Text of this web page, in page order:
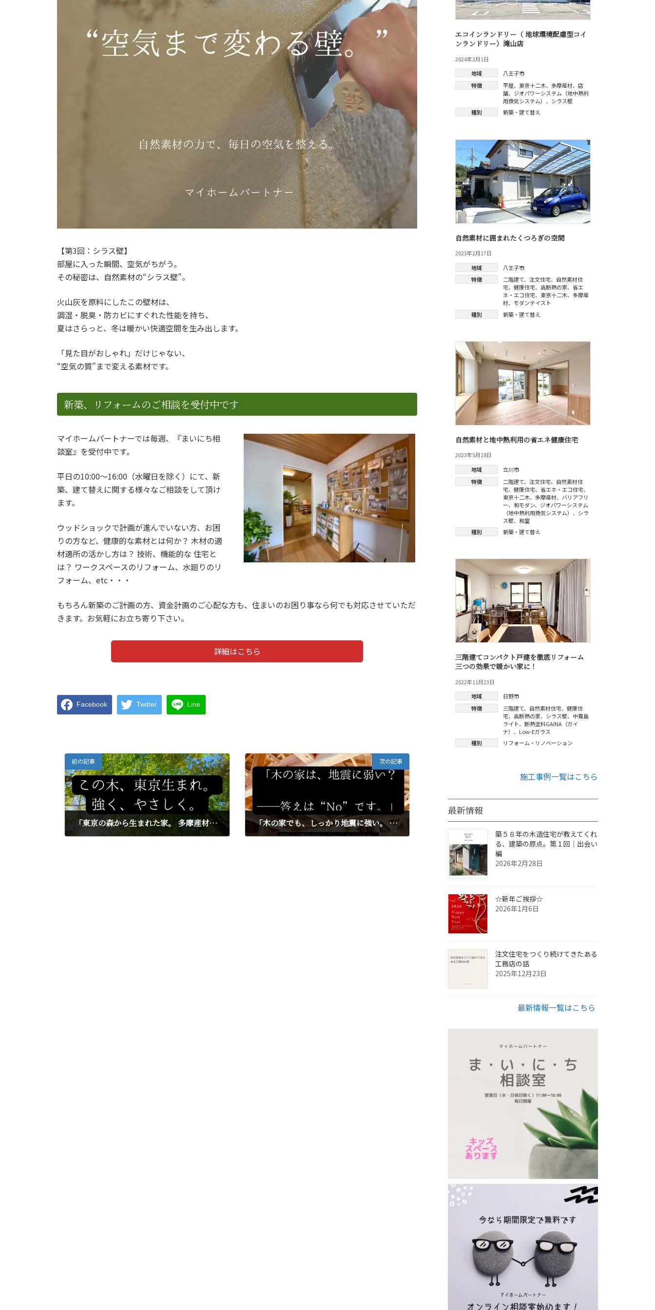
【第3回：シラス壁】
部屋に入った瞬間、空気がちがう。
その秘密は、自然素材の“シラス壁”。
火山灰を原料にしたこの壁材は、
調湿・脱臭・防カビにすぐれた性能を持ち、
夏はさらっと、冬は暖かい快適空間を生み出します。
「見た目がおしゃれ」だけじゃない、
“空気の質”まで変える素材です。
新築、リフォームのご相談を受付中です
マイホームパートナーでは毎週、『まいにち相
談室』を受付中です。
平日の10:00〜16:00（水曜日を除く）にて、新
築、建て替えに関する様々なご相談をして頂け
ます。
ウッドショックで計画が進んでいない方、お困
りの方など、健康的な素材とは何か？ 木材の適
材適所の活かし方は？ 技術、機能的な 住宅と
は？ ワークスペースのリフォーム、水廻りのリ
フォーム、etc・・・
もちろん新築のご計画の方、資金計画のご心配な方も、住まいのお困り事なら何でも対応させていただ
きます。お気軽にお立ち寄り下さい。
詳細はこちら
Facebook Twitter Line
前の記事
「東京の森から生まれた家。 多摩産材で、暮らしに安心とぬくもりを。」
次の記事
「木の家でも、しっかり地震に強い。 見えないところにこそ、“本当の安心”があります。」
エコインランドリー（ 地球環境配慮型コイ
ンランドリー）滝山店
2024年3月1日
地域
八王子市
特徴
平屋、 東京十二木、多摩産材、店
舗、 ジオパワーシステム（地中熱利
用換気システム）、 シラス壁
種別
新築・建て替え
自然素材に囲まれたくつろぎの空間
2023年2月17日
地域
八王子市
特徴
二階建て、注文住宅、 自然素材住
宅、健康住宅、高断熱の家、省エ
ネ・エコ住宅、 東京十二木、多摩産
材、 モダンテイスト
種別
新築・建て替え
自然素材と地中熱利用の省エネ健康住宅
2023年5月18日
地域
立川市
特徴
二階建て、注文住宅、 自然素材住
宅、健康住宅、省エネ・エコ住宅、
東京十二木、多摩産材、 バリアフリ
ー、和モダン、 ジオパワーシステム
（地中熱利用換気システム）、 シラ
ス壁、和室
種別
新築・建て替え
三階建てコンパクト戸建を徹底リフォーム
三つの効果で暖かい家に！
2022年11月23日
地域
日野市
特徴
三階建て、 自然素材住宅、健康住
宅、高断熱の家、 シラス壁、 中霧島
ライト、断熱塗料GAINA（ガイ
ナ）、 Low-Eガラス
種別
リフォーム・リノベーション
施工事例一覧はこちら
最新情報
築５８年の木造住宅が教えてくれ
る、建築の原点。第１回｜出会い
編
2026年2月28日
☆新年ご挨拶☆
2026年1月6日
注文住宅をつくり続けてきたある
工務店の話
2025年12月23日
最新情報一覧はこちら